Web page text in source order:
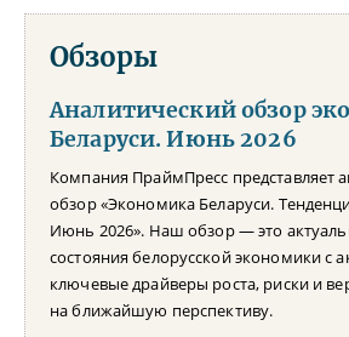
Обзоры
Аналитический обзор
Беларуси. Июнь 2026
Компания ПраймПресс представляет
обзор «Экономика Беларуси.
Июнь 2026». Наш обзор — это
состояния белорусской экономики с
ключевые драйверы роста, риски и
на ближайшую перспективу.